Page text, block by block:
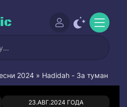
2024 » Hadidah - За туман
23.АВГ.2024 ГОДА
0